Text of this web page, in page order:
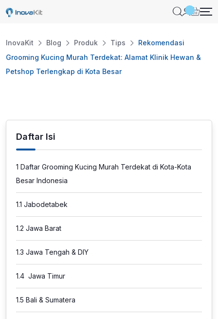
Skip
InovaKit Blog Produk Tips
Rekomendasi
Grooming Kucing Murah Terdekat: Alamat Klinik Hewan &
Petshop Terlengkap di Kota Besar
Daftar Isi
1 Daftar Grooming Kucing Murah Terdekat di Kota-Kota
Besar Indonesia
1.1 Jabodetabek
1.2 Jawa Barat
1.3 Jawa Tengah & DIY
1.4 Jawa Timur
1.5 Bali & Sumatera